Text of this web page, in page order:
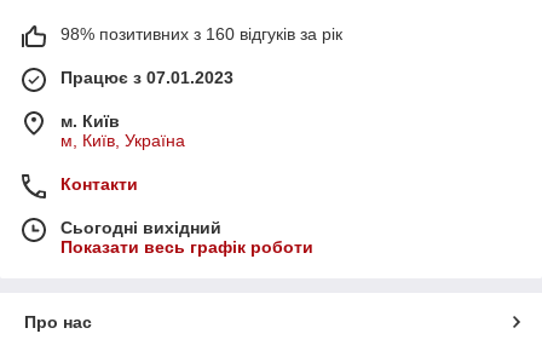
98% позитивних з 160 відгуків за рік
Працює з 07.01.2023
м. Київ
м, Київ, Україна
Контакти
Сьогодні вихідний
Показати весь графік роботи
Про нас